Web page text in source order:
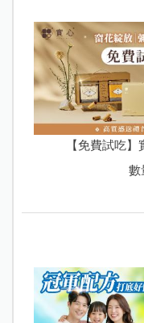
【免費試吃
數